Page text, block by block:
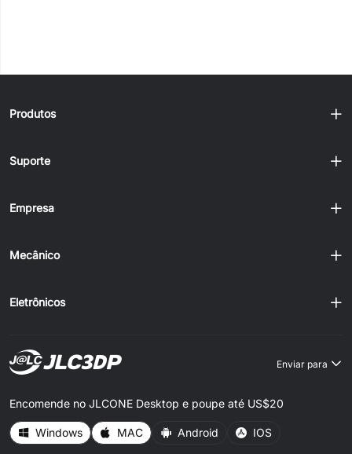
Produtos
Suporte
Empresa
Mecânico
Eletrônicos
Enviar para
Encomende no JLCONE Desktop e poupe até US$20
Windows MAC Android IOS